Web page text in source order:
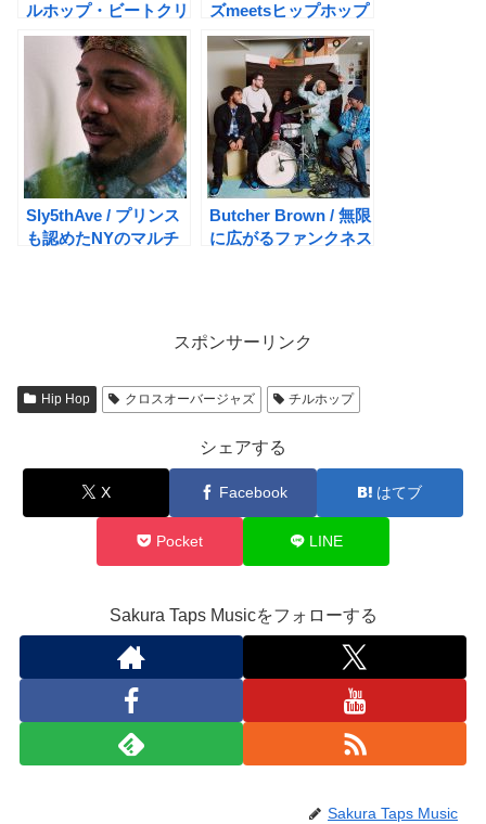
ルホップ・ビートクリ
エイター
ズmeetsヒップホップ
の世界
Sly5thAve / プリンス
も認めたNYのマルチ
Butcher Brown / 無限
に広がるファンクネス
スポンサーリンク
Hip Hop クロスオーバージャズ チルホップ
シェアする
X Facebook はてブ
Pocket LINE
Sakura Taps Musicをフォローする
Sakura Taps Music